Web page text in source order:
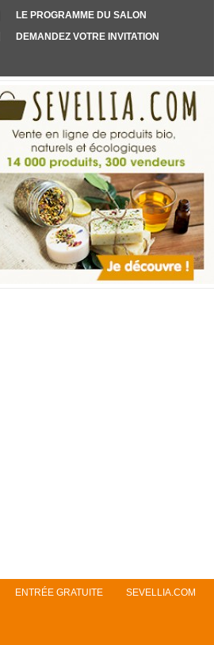
LE PROGRAMME DU SALON
DEMANDEZ VOTRE INVITATION
ENTRÉE GRATUITE SEVELLIA.COM